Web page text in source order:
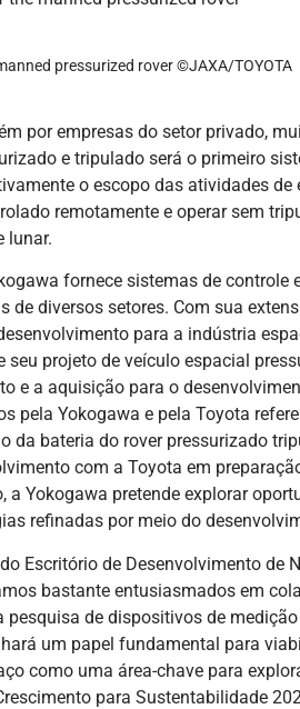
pressurized rover ©JAXA/TOYOTA
por empresas do setor privado,
e tripulado será o primeiro
o escopo das atividades de
remotamente e operar sem
lunar.
fornece sistemas de
de diversos setores. Com sua
para a indústria
seu projeto de veículo espacial
e a aquisição para o
pela Yokogawa e pela Toyota
da bateria do rover pressurizado
com a Toyota em
a Yokogawa pretende explorar
refinadas por meio do
Escritório de Desenvolvimento de
bastante entusiasmados em
pesquisa de dispositivos de
um papel fundamental para
como uma área-chave para
para Sustentabilidade